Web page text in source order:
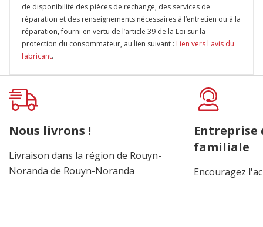
de disponibilité des pièces de rechange, des services de
réparation et des renseignements nécessaires à l’entretien ou à la
réparation, fourni en vertu de l’article 39 de la Loi sur la
protection du consommateur, au lien suivant : Lien vers l'avis du
fabricant.
Onglet
personnalisé
Nous livrons !
Livraison dans la région de Rouyn-
Noranda de Rouyn-Noranda
Entreprise
familiale
Encouragez